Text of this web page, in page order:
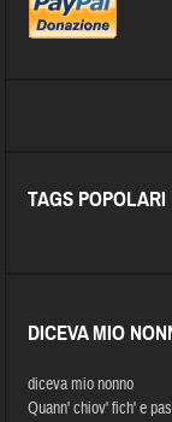
TAGS POPOLARI
DICEVA MIO
diceva mio nonno
Quann' chiov' fich' e